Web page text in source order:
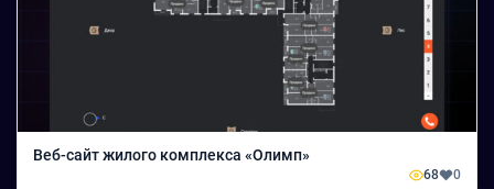
Веб-сайт жилого комплекса «Олимп»
68 0